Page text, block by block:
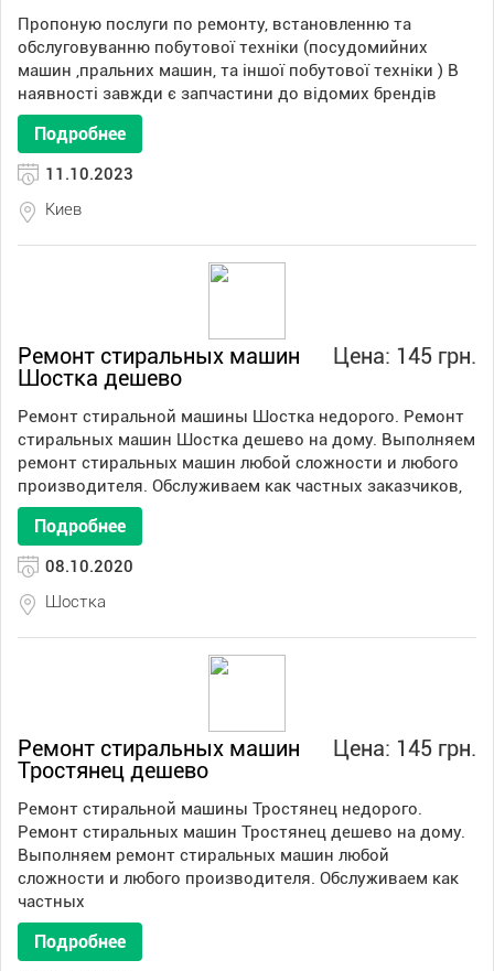
Пропоную послуги по ремонту, встановленню та
обслуговуванню побутової техніки (посудомийних
машин ,пральних машин, та іншої побутової техніки ) В
наявності завжди є запчастини до відомих брендів
Подробнее
11.10.2023
Киев
Цена: 145 грн.
Ремонт стиральных машин
Шостка дешево
Ремонт стиральной машины Шостка недорого. Ремонт
стиральных машин Шостка дешево на дому. Выполняем
ремонт стиральных машин любой сложности и любого
производителя. Обслуживаем как частных заказчиков,
Подробнее
08.10.2020
Шостка
Цена: 145 грн.
Ремонт стиральных машин
Тростянец дешево
Ремонт стиральной машины Тростянец недорого.
Ремонт стиральных машин Тростянец дешево на дому.
Выполняем ремонт стиральных машин любой
сложности и любого производителя. Обслуживаем как
частных
Подробнее